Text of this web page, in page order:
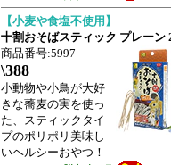
【小麦や食塩不使用】
十割おそばスティック プレーン
商品番号:5997
\388
小動物や小鳥が大好
きな蕎麦の実を使っ
た、スティックタイ
プのポリポリ美味し
いヘルシーおやつ！